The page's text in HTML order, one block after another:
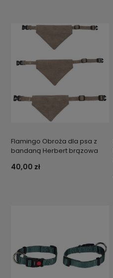
Flamingo Obroża dla psa z
bandaną Herbert brązowa
40,00 zł